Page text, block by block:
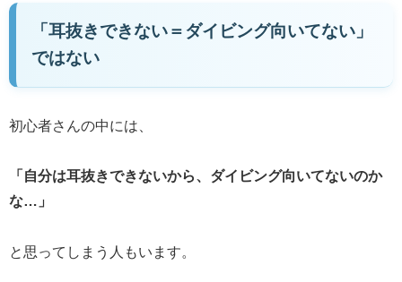
「耳抜きできない＝ダイビング向いてない」
ではない
初心者さんの中には、
「自分は耳抜きできないから、ダイビング向いてないのか
な…」
と思ってしまう人もいます。